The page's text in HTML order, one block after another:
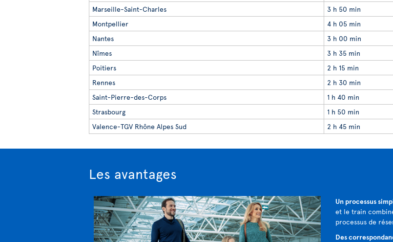
Marseille-Saint-Charles
3 h 50 min
Montpellier
4 h 05 min
Nantes
3 h 00 min
Nîmes
3 h 35 min
Poitiers
2 h 15 min
Rennes
2 h 30 min
Saint-Pierre-des-Corps
1 h 40 min
Strasbourg
1 h 50 min
Valence-TGV Rhône Alpes Sud
2 h 45 min
Les avantages
Un processus
et le train
processus de
Des